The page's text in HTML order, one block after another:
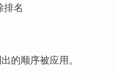
排名
的顺序被应用。